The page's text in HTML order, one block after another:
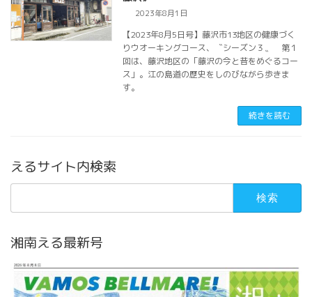
2023年8月1日
【2023年8月5日号】藤沢市13地区の健康づく
りウオーキングコース、〝シーズン３〟 第１
回は、藤沢地区の「藤沢の今と昔をめぐるコー
ス」。江の島道の歴史をしのびながら歩きま
す。
続きを読む
えるサイト内検索
湘南える最新号